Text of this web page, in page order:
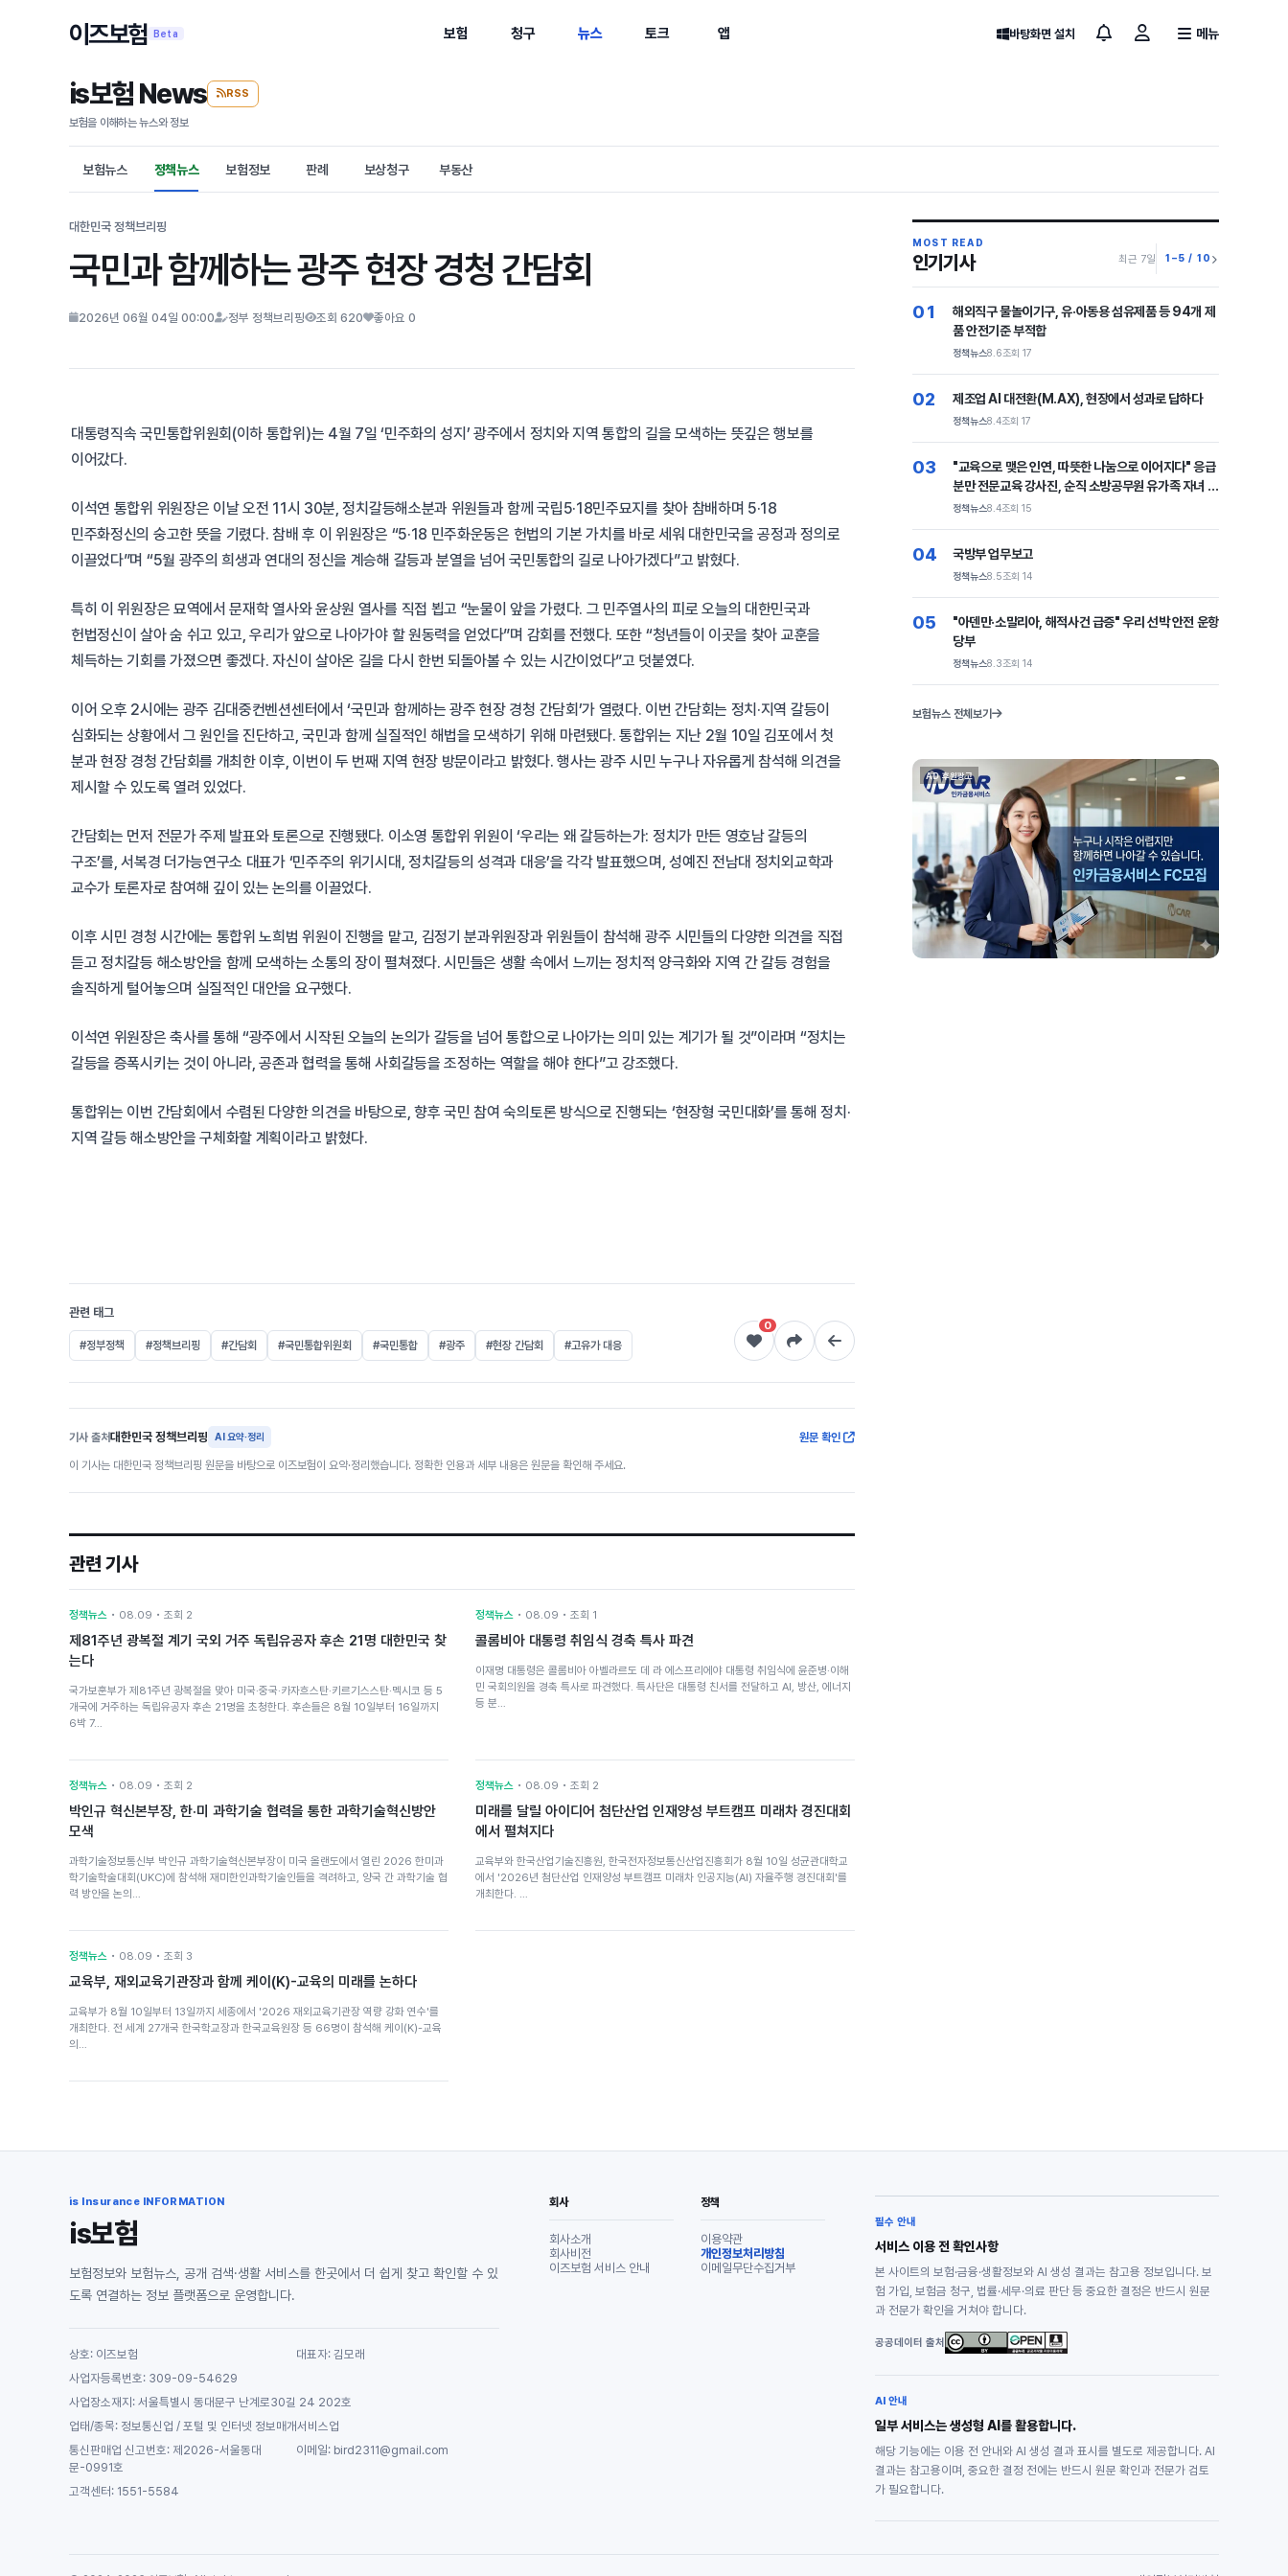
이즈보험 Beta 보험 청구 뉴스 토크 앱 바탕화면 설치 메뉴
is보험 News RSS
보험을 이해하는 뉴스와 정보
보험뉴스 정책뉴스 보험정보 판례 보상청구 부동산
대한민국 정책브리핑
국민과 함께하는 광주 현장 경청 간담회
2026년 06월 04일 00:00 정부 정책브리핑 조회 620 좋아요 0
대통령직속 국민통합위원회(이하 통합위)는 4월 7일 ‘민주화의 성지’ 광주에서 정치와 지역 통합의 길을 모색하는 뜻깊은 행보를
이어갔다.
이석연 통합위 위원장은 이날 오전 11시 30분, 정치갈등해소분과 위원들과 함께 국립5·18민주묘지를 찾아 참배하며 5·18
민주화정신의 숭고한 뜻을 기렸다. 참배 후 이 위원장은 “5·18 민주화운동은 헌법의 기본 가치를 바로 세워 대한민국을 공정과 정의로
이끌었다”며 “5월 광주의 희생과 연대의 정신을 계승해 갈등과 분열을 넘어 국민통합의 길로 나아가겠다”고 밝혔다.
특히 이 위원장은 묘역에서 문재학 열사와 윤상원 열사를 직접 뵙고 “눈물이 앞을 가렸다. 그 민주열사의 피로 오늘의 대한민국과
헌법정신이 살아 숨 쉬고 있고, 우리가 앞으로 나아가야 할 원동력을 얻었다”며 감회를 전했다. 또한 “청년들이 이곳을 찾아 교훈을
체득하는 기회를 가졌으면 좋겠다. 자신이 살아온 길을 다시 한번 되돌아볼 수 있는 시간이었다”고 덧붙였다.
이어 오후 2시에는 광주 김대중컨벤션센터에서 ‘국민과 함께하는 광주 현장 경청 간담회’가 열렸다. 이번 간담회는 정치·지역 갈등이
심화되는 상황에서 그 원인을 진단하고, 국민과 함께 실질적인 해법을 모색하기 위해 마련됐다. 통합위는 지난 2월 10일 김포에서 첫
분과 현장 경청 간담회를 개최한 이후, 이번이 두 번째 지역 현장 방문이라고 밝혔다. 행사는 광주 시민 누구나 자유롭게 참석해 의견을
제시할 수 있도록 열려 있었다.
간담회는 먼저 전문가 주제 발표와 토론으로 진행됐다. 이소영 통합위 위원이 ‘우리는 왜 갈등하는가: 정치가 만든 영호남 갈등의
구조’를, 서복경 더가능연구소 대표가 ‘민주주의 위기시대, 정치갈등의 성격과 대응’을 각각 발표했으며, 성예진 전남대 정치외교학과
교수가 토론자로 참여해 깊이 있는 논의를 이끌었다.
이후 시민 경청 시간에는 통합위 노희범 위원이 진행을 맡고, 김정기 분과위원장과 위원들이 참석해 광주 시민들의 다양한 의견을 직접
듣고 정치갈등 해소방안을 함께 모색하는 소통의 장이 펼쳐졌다. 시민들은 생활 속에서 느끼는 정치적 양극화와 지역 간 갈등 경험을
솔직하게 털어놓으며 실질적인 대안을 요구했다.
이석연 위원장은 축사를 통해 “광주에서 시작된 오늘의 논의가 갈등을 넘어 통합으로 나아가는 의미 있는 계기가 될 것”이라며 “정치는
갈등을 증폭시키는 것이 아니라, 공존과 협력을 통해 사회갈등을 조정하는 역할을 해야 한다”고 강조했다.
통합위는 이번 간담회에서 수렴된 다양한 의견을 바탕으로, 향후 국민 참여 숙의토론 방식으로 진행되는 ‘현장형 국민대화’를 통해 정치·
지역 갈등 해소방안을 구체화할 계획이라고 밝혔다.
관련 태그
#정부정책 #정책브리핑 #간담회 #국민통합위원회 #국민통합 #광주 #현장 간담회 #고유가 대응
0
기사 출처대한민국 정책브리핑 AI 요약·정리 원문 확인
이 기사는 대한민국 정책브리핑 원문을 바탕으로 이즈보험이 요약·정리했습니다. 정확한 인용과 세부 내용은 원문을 확인해 주세요.
관련 기사
정책뉴스 • 08.09 • 조회 2
제81주년 광복절 계기 국외 거주 독립유공자 후손 21명 대한민국 찾
는다
국가보훈부가 제81주년 광복절을 맞아 미국·중국·카자흐스탄·키르기스스탄·멕시코 등 5
개국에 거주하는 독립유공자 후손 21명을 초청한다. 후손들은 8월 10일부터 16일까지
6박 7…
정책뉴스 • 08.09 • 조회 1
콜롬비아 대통령 취임식 경축 특사 파견
이재명 대통령은 콜롬비아 아벨라르도 데 라 에스프리에야 대통령 취임식에 윤준병·이해
민 국회의원을 경축 특사로 파견했다. 특사단은 대통령 친서를 전달하고 AI, 방산, 에너지
등 분…
정책뉴스 • 08.09 • 조회 2
박인규 혁신본부장, 한·미 과학기술 협력을 통한 과학기술혁신방안
모색
과학기술정보통신부 박인규 과학기술혁신본부장이 미국 올랜도에서 열린 2026 한미과
학기술학술대회(UKC)에 참석해 재미한인과학기술인들을 격려하고, 양국 간 과학기술 협
력 방안을 논의…
정책뉴스 • 08.09 • 조회 2
미래를 달릴 아이디어 첨단산업 인재양성 부트캠프 미래차 경진대회
에서 펼쳐지다
교육부와 한국산업기술진흥원, 한국전자정보통신산업진흥회가 8월 10일 성균관대학교
에서 '2026년 첨단산업 인재양성 부트캠프 미래차 인공지능(AI) 자율주행 경진대회'를
개최한다. …
정책뉴스 • 08.09 • 조회 3
교육부, 재외교육기관장과 함께 케이(K)-교육의 미래를 논하다
교육부가 8월 10일부터 13일까지 세종에서 '2026 재외교육기관장 역량 강화 연수'를
개최한다. 전 세계 27개국 한국학교장과 한국교육원장 등 66명이 참석해 케이(K)-교육
의…
MOST READ
인기기사 최근 7일 1–5 / 10
01
해외직구 물놀이기구, 유·아동용 섬유제품 등 94개 제
품 안전기준 부적합
정책뉴스8.6조회 17
02 제조업 AI 대전환(M.AX), 현장에서 성과로 답하다
정책뉴스8.4조회 17
03
"교육으로 맺은 인연, 따뜻한 나눔으로 이어지다" 응급
분만 전문교육 강사진, 순직 소방공무원 유가족 자녀 장
학금 전달
정책뉴스8.4조회 15
04 국방부 업무보고
정책뉴스8.5조회 14
05
"아덴만·소말리아, 해적사건 급증" 우리 선박 안전 운항
당부
정책뉴스8.3조회 14
보험뉴스 전체보기
AD 후원광고
is Insurance INFORMATION
is보험
보험정보와 보험뉴스, 공개 검색·생활 서비스를 한곳에서 더 쉽게 찾고 확인할 수 있
도록 연결하는 정보 플랫폼으로 운영합니다.
상호: 이즈보험
대표자: 김모래
사업자등록번호: 309-09-54629
사업장소재지: 서울특별시 동대문구 난계로30길 24 202호
업태/종목: 정보통신업 / 포털 및 인터넷 정보매개서비스업
통신판매업 신고번호: 제2026-서울동대
문-0991호
이메일: bird2311@gmail.com
고객센터: 1551-5584
회사
회사소개
회사비전
이즈보험 서비스 안내
정책
이용약관
개인정보처리방침
이메일무단수집거부
필수 안내
서비스 이용 전 확인사항
본 사이트의 보험·금융·생활정보와 AI 생성 결과는 참고용 정보입니다. 보
험 가입, 보험금 청구, 법률·세무·의료 판단 등 중요한 결정은 반드시 원문
과 전문가 확인을 거쳐야 합니다.
공공데이터 출처
AI 안내
일부 서비스는 생성형 AI를 활용합니다.
해당 기능에는 이용 전 안내와 AI 생성 결과 표시를 별도로 제공합니다. AI
결과는 참고용이며, 중요한 결정 전에는 반드시 원문 확인과 전문가 검토
가 필요합니다.